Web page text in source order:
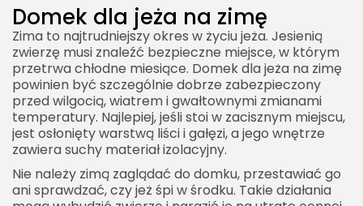
Domek dla jeża na zimę
Zima to najtrudniejszy okres w życiu jeża. Jesienią
zwierzę musi znaleźć bezpieczne miejsce, w którym
przetrwa chłodne miesiące. Domek dla jeża na zimę
powinien być szczególnie dobrze zabezpieczony
przed wilgocią, wiatrem i gwałtownymi zmianami
temperatury. Najlepiej, jeśli stoi w zacisznym miejscu,
jest osłonięty warstwą liści i gałęzi, a jego wnętrze
zawiera suchy materiał izolacyjny.
Nie należy zimą zaglądać do domku, przestawiać go
ani sprawdzać, czy jeż śpi w środku. Takie działania